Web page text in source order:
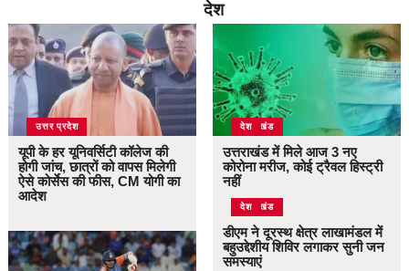
देश
उत्तर प्रदेश
यूपी के हर यूनिवर्सिटी कॉलेज की
होगी जांच, छात्रों को वापस मिलेगी
ऐसे कोर्सेस की फीस, CM योगी का
आदेश
उत्तराखंड
देश
उत्तराखंड में मिले आज 3 नए
कोरोना मरीज, कोई ट्रैवल हिस्ट्री
नहीं
उत्तराखंड
देश
डीएम ने दूरस्थ क्षेत्र लाखामंडल में
बहुउद्देशीय शिविर लगाकर सुनी जन
समस्याएं